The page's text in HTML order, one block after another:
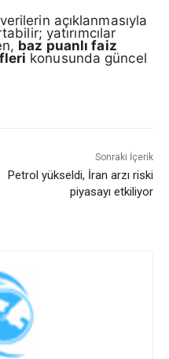
açıklanmasıyla
yatırımcılar
baz puanlı faiz
konusunda güncel
Sonraki İçerik
Petrol yükseldi, İran arzı riski
piyasayı etkiliyor